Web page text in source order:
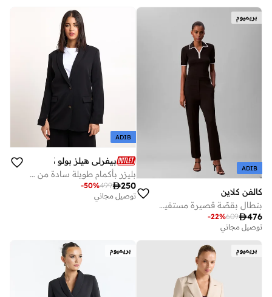
بريميوم
ADIB
كالفن كلاين
بنطال بقصّة قصيرة مستقيمة
476
609
-22%
توصيل مجاني
ADIB
بيفرلي هيلز بولو كلوب
بليزر بأكمام طويلة سادة من بيفرلي هيلز بولو كلوب
250
499
-50%
توصيل مجاني
بريميوم بريميوم